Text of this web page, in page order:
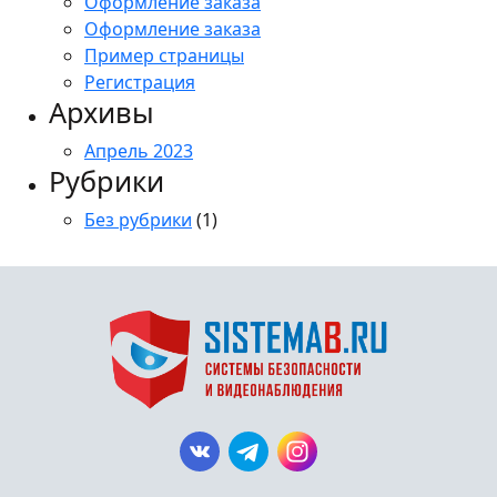
Оформление заказа
Пример страницы
Регистрация
Архивы
Апрель 2023
Рубрики
Без рубрики (1)